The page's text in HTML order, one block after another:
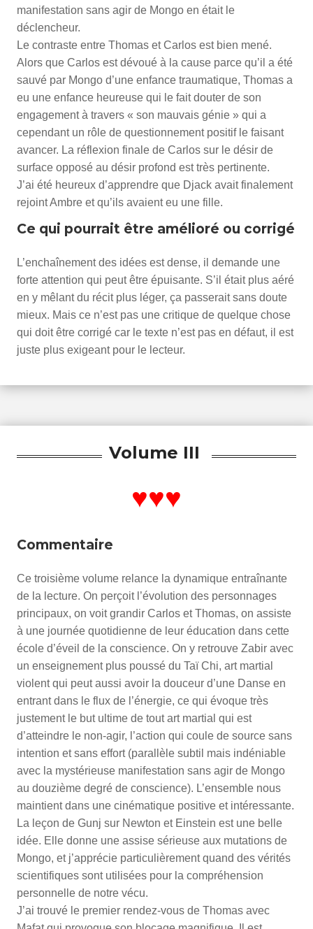
manifestation sans agir de Mongo en était le
déclencheur.
Le contraste entre Thomas et Carlos est bien mené.
Alors que Carlos est dévoué à la cause parce qu’il a été
sauvé par Mongo d’une enfance traumatique, Thomas a
eu une enfance heureuse qui le fait douter de son
engagement à travers « son mauvais génie » qui a
cependant un rôle de questionnement positif le faisant
avancer. La réflexion finale de Carlos sur le désir de
surface opposé au désir profond est très pertinente.
J’ai été heureux d’apprendre que Djack avait finalement
rejoint Ambre et qu’ils avaient eu une fille.
Ce qui pourrait être amélioré ou corrigé
L’enchaînement des idées est dense, il demande une
forte attention qui peut être épuisante. S’il était plus aéré
en y mêlant du récit plus léger, ça passerait sans doute
mieux. Mais ce n’est pas une critique de quelque chose
qui doit être corrigé car le texte n’est pas en défaut, il est
juste plus exigeant pour le lecteur.
Volume III
♥♥♥
Commentaire
Ce troisième volume relance la dynamique entraînante
de la lecture. On perçoit l’évolution des personnages
principaux, on voit grandir Carlos et Thomas, on assiste
à une journée quotidienne de leur éducation dans cette
école d’éveil de la conscience. On y retrouve Zabir avec
un enseignement plus poussé du Taï Chi, art martial
violent qui peut aussi avoir la douceur d’une Danse en
entrant dans le flux de l’énergie, ce qui évoque très
justement le but ultime de tout art martial qui est
d’atteindre le non-agir, l’action qui coule de source sans
intention et sans effort (parallèle subtil mais indéniable
avec la mystérieuse manifestation sans agir de Mongo
au douzième degré de conscience). L’ensemble nous
maintient dans une cinématique positive et intéressante.
La leçon de Gunj sur Newton et Einstein est une belle
idée. Elle donne une assise sérieuse aux mutations de
Mongo, et j’apprécie particulièrement quand des vérités
scientifiques sont utilisées pour la compréhension
personnelle de notre vécu.
J’ai trouvé le premier rendez-vous de Thomas avec